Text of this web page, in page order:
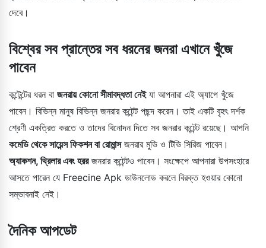
দেবে।
বিশ্বের সব প্রান্তের সব ধরনের জনরা এখানে খুঁজে
পাবেন
কন্টেন্টের ধরন বা জনরায় কোনো সীমাবদ্ধতা নেইযা আপনারা এই অ্যাপে খুঁজে
পাবেন। বিভিন্ন মানুষ বিভিন্ন জনরার কন্টেন্ট পছন্দ করেন। তাই একটি বৃহৎ দর্শক
শ্রেণী একত্রিত করতে ও তাদের বিনোদন দিতে সব জনরার কন্টেন্ট রয়েছে। আপনি
কমেডি থেকে সায়েন্স ফিকশন বা রোমান্সজনরার মুভি ও টিভি সিরিজ পাবেন।
অ্যাকশন, থ্রিলার এবং হররজনরার কন্টেন্টও পাবেন। সংক্ষেপে আপনারা উপসংহারে
আসতে পারেন যে Freecine Apk ডাউনলোড করলে বিরক্ত হওয়ার কোনো
সম্ভাবনাই নেই।
দৈনিক আপডেট